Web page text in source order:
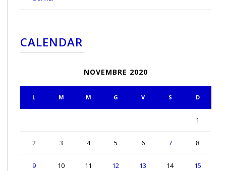
CALENDAR
NOVEMBRE 2020
L M M G V S D
1
2 3 4 5 6 7 8
9 10 11 12 13 14 15